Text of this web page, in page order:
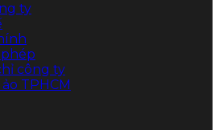
ty
công ty
TPHCM